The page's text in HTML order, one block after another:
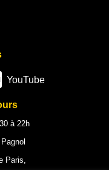
YouTube
à 22h
Paris,